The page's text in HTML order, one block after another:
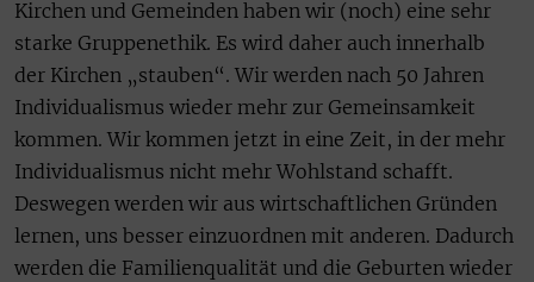
Kirchen und Gemeinden haben wir (noch) eine sehr
starke Gruppenethik. Es wird daher auch innerhalb
der Kirchen „stauben“. Wir werden nach 50 Jahren
Individualismus wieder mehr zur Gemeinsamkeit
kommen. Wir kommen jetzt in eine Zeit, in der mehr
Individualismus nicht mehr Wohlstand schafft.
Deswegen werden wir aus wirtschaftlichen Gründen
lernen, uns besser einzuordnen mit anderen. Dadurch
werden die Familienqualität und die Geburten wieder